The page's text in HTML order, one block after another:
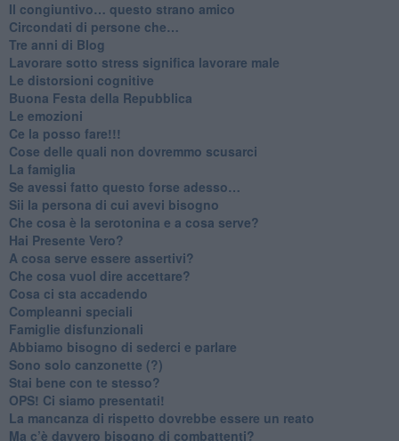
​Il congiuntivo… questo strano amico
​Circondati di persone che…
​Tre anni di Blog
​Lavorare sotto stress significa lavorare male
​Le distorsioni cognitive
​Buona Festa della Repubblica
Le emozioni
​Ce la posso fare!!!
​Cose delle quali non dovremmo scusarci
​La famiglia
​Se avessi fatto questo forse adesso…
​Sii la persona di cui avevi bisogno
Che cosa è la serotonina e a cosa serve?
​Hai Presente Vero?
A cosa serve essere assertivi?
​Che cosa vuol dire accettare?
​Cosa ci sta accadendo
​Compleanni speciali
​Famiglie disfunzionali
​Abbiamo bisogno di sederci e parlare
Sono solo canzonette (?)
​Stai bene con te stesso?
​OPS! Ci siamo presentati!
​La mancanza di rispetto dovrebbe essere un reato
​Ma c’è davvero bisogno di combattenti?